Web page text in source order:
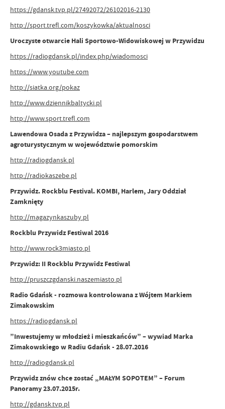
https://gdansk.tvp.pl/27492072/26102016-2130
http://sport.trefl.com/koszykowka/aktualnosci
Uroczyste otwarcie Hali Sportowo-Widowiskowej w Przywidzu
https://radiogdansk.pl/index.php/wiadomosci
https://www.youtube.com
http://siatka.org/pokaz
http://www.dziennikbaltycki.pl
http://www.sport.trefl.com
Lawendowa Osada z Przywidza – najlepszym gospodarstwem
agroturystycznym w województwie pomorskim
http://radiogdansk.pl
http://radiokaszebe.pl
Przywidz. Rockblu Festival. KOMBI, Harlem, Jary Oddział
Zamknięty
http://magazynkaszuby.pl
Rockblu Przywidz Festiwal 2016
http://www.rock3miasto.pl
Przywidz: II Rockblu Przywidz Festiwal
http://pruszczgdanski.naszemiasto.pl
Radio Gdańsk - rozmowa kontrolowana z Wójtem Markiem
Zimakowskim
https://radiogdansk.pl
”Inwestujemy w młodzież i mieszkańców” – wywiad Marka
Zimakowskiego w Radiu Gdańsk - 28.07.2016
http://radiogdansk.pl
Przywidz znów chce zostać „MAŁYM SOPOTEM” – Forum
Panoramy 23.07.2015r.
http://gdansk.tvp.pl